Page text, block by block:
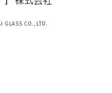
GLASS CO.,LTD.